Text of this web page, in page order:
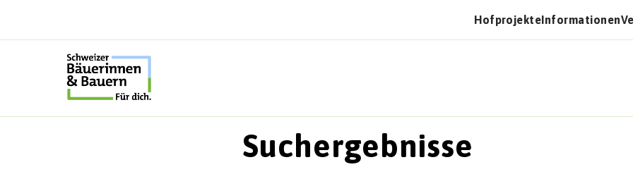
content
HofprojekteInformationen
Suchergebnisse